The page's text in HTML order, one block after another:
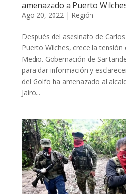
amenazado a Puerto
Ago 20, 2022| Región
Después del asesinato de
Puerto Wilches, crece la tensión
Medio. Gobernación de
para dar información y
del Golfo ha amenazado al
Jairo...